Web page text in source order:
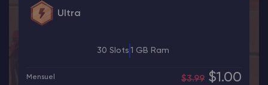
Ultra
30 Slots 1 GB Ram
Mensuel $3.99 $1.00